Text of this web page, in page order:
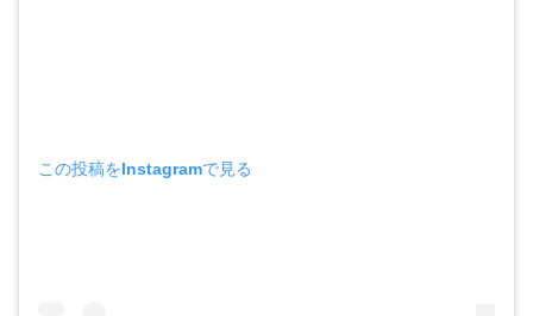
この投稿をInstagramで見る